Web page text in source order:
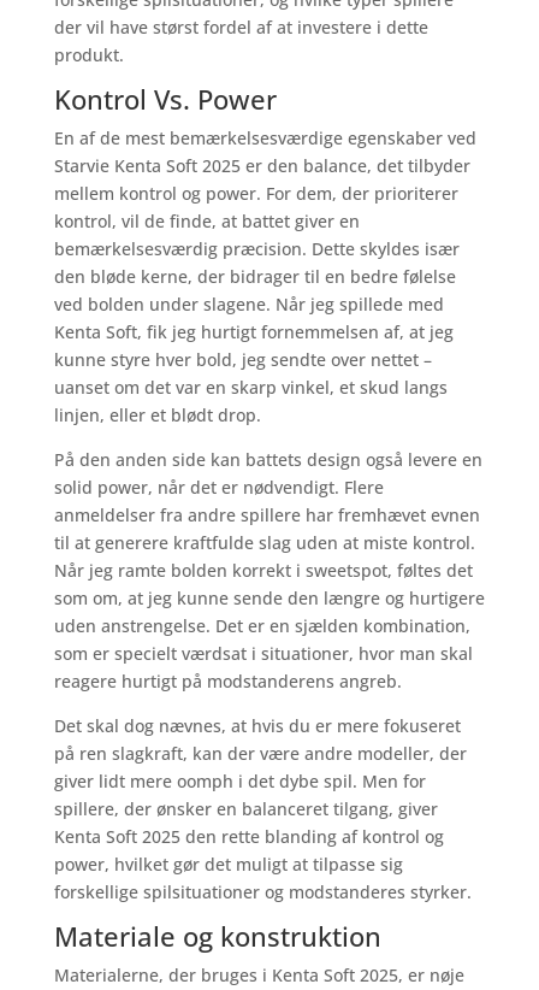
der vil have størst fordel af at investere i dette
produkt.
Kontrol Vs. Power
En af de mest bemærkelsesværdige egenskaber ved
Starvie Kenta Soft 2025 er den balance, det tilbyder
mellem kontrol og power. For dem, der prioriterer
kontrol, vil de finde, at battet giver en
bemærkelsesværdig præcision. Dette skyldes især
den bløde kerne, der bidrager til en bedre følelse
ved bolden under slagene. Når jeg spillede med
Kenta Soft, fik jeg hurtigt fornemmelsen af, at jeg
kunne styre hver bold, jeg sendte over nettet –
uanset om det var en skarp vinkel, et skud langs
linjen, eller et blødt drop.
På den anden side kan battets design også levere en
solid power, når det er nødvendigt. Flere
anmeldelser fra andre spillere har fremhævet evnen
til at generere kraftfulde slag uden at miste kontrol.
Når jeg ramte bolden korrekt i sweetspot, føltes det
som om, at jeg kunne sende den længre og hurtigere
uden anstrengelse. Det er en sjælden kombination,
som er specielt værdsat i situationer, hvor man skal
reagere hurtigt på modstanderens angreb.
Det skal dog nævnes, at hvis du er mere fokuseret
på ren slagkraft, kan der være andre modeller, der
giver lidt mere oomph i det dybe spil. Men for
spillere, der ønsker en balanceret tilgang, giver
Kenta Soft 2025 den rette blanding af kontrol og
power, hvilket gør det muligt at tilpasse sig
forskellige spilsituationer og modstanderes styrker.
Materiale og konstruktion
Materialerne, der bruges i Kenta Soft 2025, er nøje